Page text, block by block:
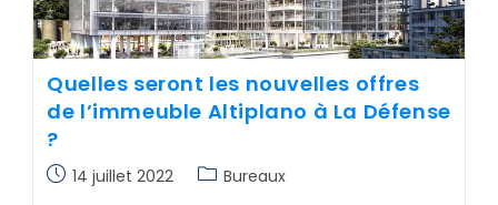
Quelles seront les nouvelles offres
de l’immeuble Altiplano à La Défense
?
14 juillet 2022 Bureaux